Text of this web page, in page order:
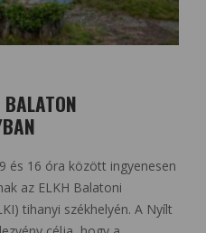
és 16 óra között ingyenesen
az ELKH Balatoni
tihanyi székhelyén. A Nyílt